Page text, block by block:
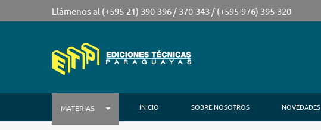
Llámenos al (+595-21) 390-396 / 370-343 / (+595-976) 395-320
MATERIAS INICIO SOBRE NOSOTROS NOVEDADES